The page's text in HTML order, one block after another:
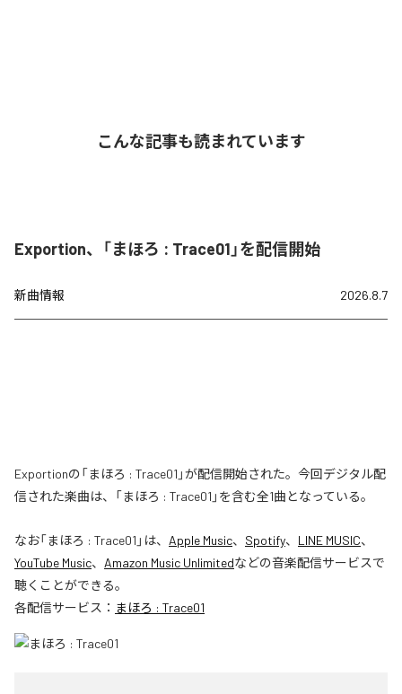
こんな記事も読まれています
Exportion、「まほろ : Trace01」を配信開始
新曲情報 2026.8.7
Exportionの「まほろ : Trace01」が配信開始された。今回デジタル配
信された楽曲は、「まほろ : Trace01」を含む全1曲となっている。
なお「まほろ : Trace01 」は、 Apple Music、 Spotify、 LINE MUSIC、
YouTube Music、 Amazon Music Unlimitedなどの音楽配信サービスで
聴くことができる。
各配信サービス： まほろ : Trace01